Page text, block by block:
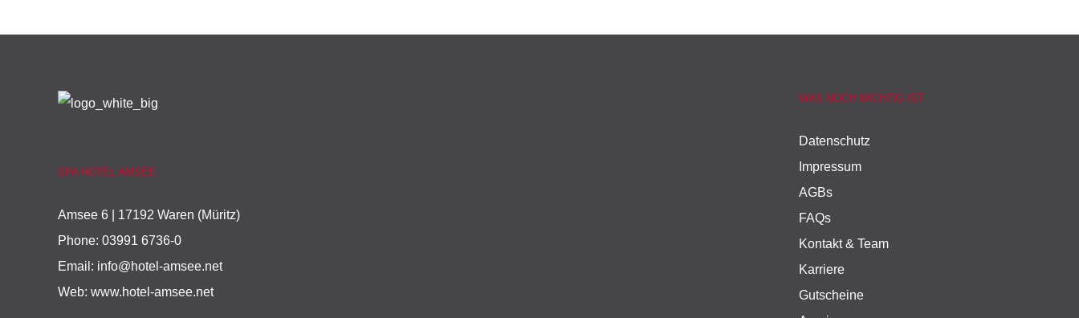
SPA HOTEL AMSEE
Amsee 6 | 17192 Waren (Müritz)
Phone: 03991 6736-0
Email: info@hotel-amsee.net
Web: www.hotel-amsee.net
WAS NOCH WICHTIG IST
Datenschutz
Impressum
AGBs
FAQs
Kontakt & Team
Karriere
Gutscheine